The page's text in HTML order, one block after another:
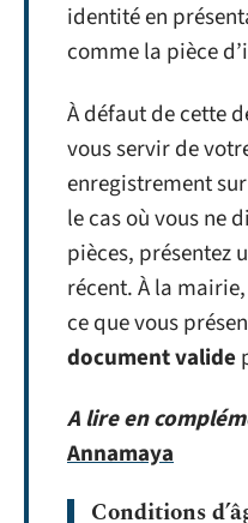
identité en
comme la pièce
À défaut de cette
vous servir de
enregistrement
le cas où vous ne
pièces, présentez
récent. À la
ce que vous
document valide
A lire en
Annamaya
Conditions